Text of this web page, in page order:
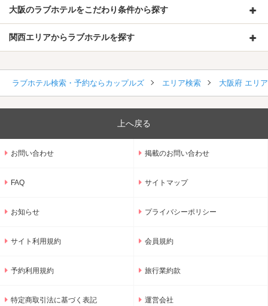
大阪のラブホテルをこだわり条件から探す
関西エリアからラブホテルを探す
ラブホテル検索・予約ならカップルズ エリア検索 大阪府 エリ
上へ戻る
お問い合わせ 掲載のお問い合わせ
FAQ サイトマップ
お知らせ プライバシーポリシー
サイト利用規約 会員規約
予約利用規約 旅行業約款
特定商取引法に基づく表記 運営会社